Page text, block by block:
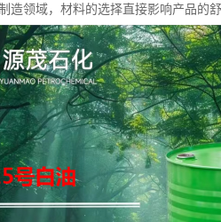
造领域，材料的选择直接影响产品的